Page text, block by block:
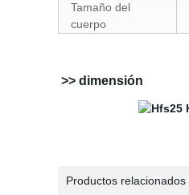
Tamaño del
cuerpo
>> dimensión
Productos relacionados